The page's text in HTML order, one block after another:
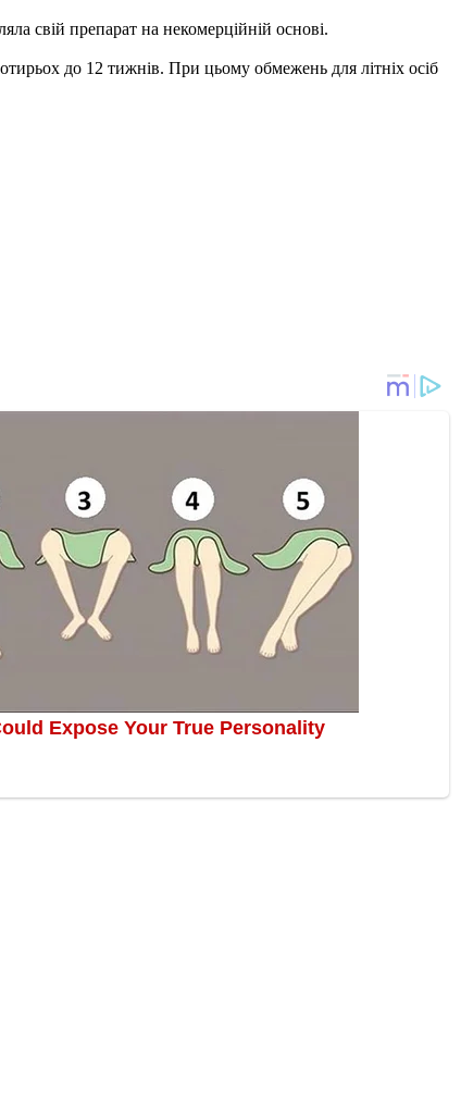
свій препарат на некомерційній основі.
до 12 тижнів. При цьому обмежень для літніх осіб